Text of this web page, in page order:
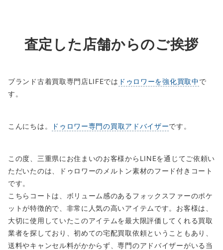
査定した店舗からのご挨拶
ブランド古着買取専門店LIFEでは ドゥロワーを強化買取中で
す。
こんにちは。 ドゥロワー専門の買取アドバイザーです。
この度、三重県にお住まいのお客様からLINEを通じてご依頼い
ただいたのは、ドゥロワーのメルトン素材のフード付きコート
です。
こちらコートは、ボリューム感のあるフォックスファーのポケ
ットが特徴的で、非常に人気の高いアイテムです。お客様は、
大切に使用していたこのアイテムを最大限評価してくれる買取
業者を探しており、初めての宅配買取依頼ということもあり、
送料やキャンセル料がかからず、専門のアドバイザーがいる当